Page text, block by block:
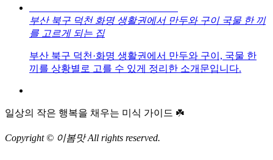
부산 북구 덕천 화명 생활권에서 만두와 구이 국물 한 끼
를 고르게 되는 집
부산 북구 덕천·화명 생활권에서 만두와 구이, 국물 한
끼를 상황별로 고를 수 있게 정리한 소개문입니다.
일상의 작은 행복을 채우는 미식 가이드 ☘️
Copyright © 이봄맛 All rights reserved.